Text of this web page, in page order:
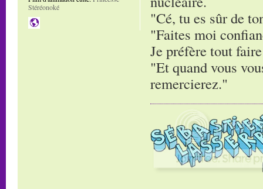
"Cé, tu es sûr de
"Faites moi
Je préfère tout
"Et quand vous
remercierez."
Stéréonoké